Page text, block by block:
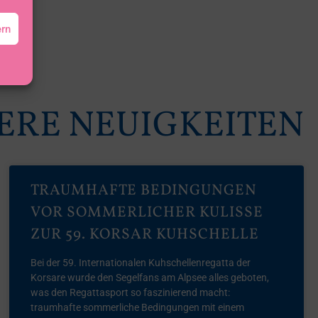
NEUIGKEITEN
TRAUMHAFTE BEDINGUNGEN
VOR SOMMERLICHER KULISSE
ZUR 59. KORSAR KUHSCHELLE
Bei der 59. Internationalen Kuhschellenregatta der
Korsare wurde den Segelfans am Alpsee alles geboten,
was den Regattasport so faszinierend macht:
traumhafte sommerliche Bedingungen mit einem